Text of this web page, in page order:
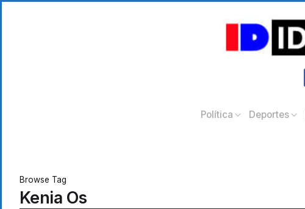
Política Deportes
Browse Tag
Kenia Os